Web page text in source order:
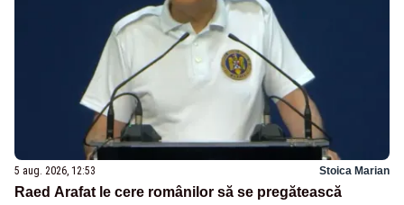
5 aug. 2026, 12:53 Stoica Marian
Raed Arafat le cere românilor să se pregătească